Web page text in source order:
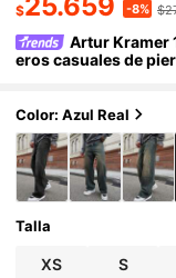
$ -8%
Artur Kramer
eros casuales de
Color: Azul Real
Talla
XS S